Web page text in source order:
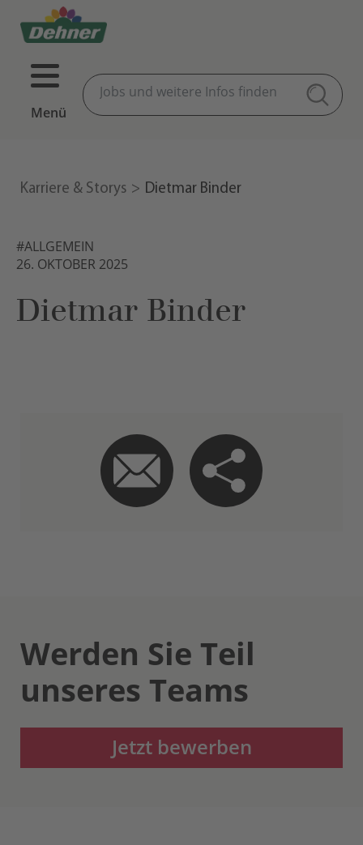
Menü
Karriere & Storys Dietmar Binder
#ALLGEMEIN
26. OKTOBER 2025
Dietmar Binder
Werden Sie Teil
unseres Teams
Jetzt bewerben